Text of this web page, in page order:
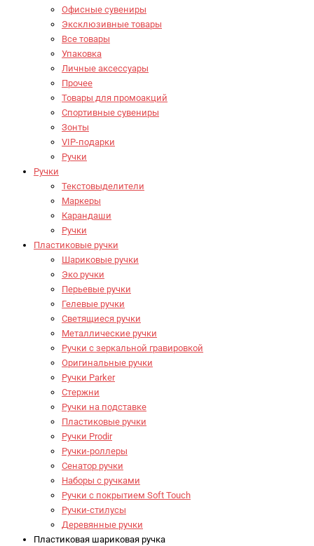
Офисные сувениры
Эксклюзивные товары
Все товары
Упаковка
Личные аксессуары
Прочее
Товары для промоакций
Спортивные сувениры
Зонты
VIP-подарки
Ручки
Ручки
Текстовыделители
Маркеры
Карандаши
Ручки
Пластиковые ручки
Шариковые ручки
Эко ручки
Перьевые ручки
Гелевые ручки
Светящиеся ручки
Металлические ручки
Ручки с зеркальной гравировкой
Оригинальные ручки
Ручки Parker
Стержни
Ручки на подставке
Пластиковые ручки
Ручки Prodir
Ручки-роллеры
Сенатор ручки
Наборы с ручками
Ручки с покрытием Soft Touch
Ручки-стилусы
Деревянные ручки
Пластиковая шариковая ручка